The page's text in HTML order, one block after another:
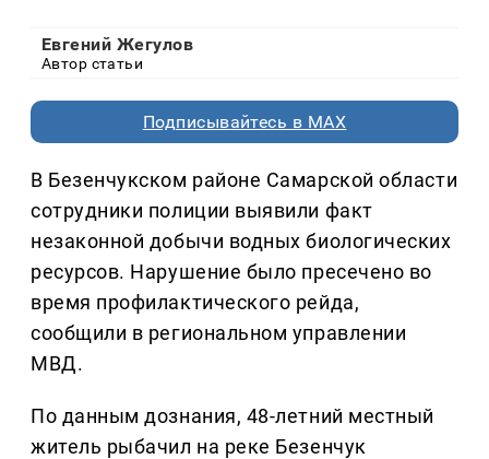
Евгений Жегулов
Автор статьи
Подписывайтесь в MAX
В Безенчукском районе Самарской области
сотрудники полиции выявили факт
незаконной добычи водных биологических
ресурсов. Нарушение было пресечено во
время профилактического рейда,
сообщили в региональном управлении
МВД.
По данным дознания, 48-летний местный
житель рыбачил на реке Безенчук